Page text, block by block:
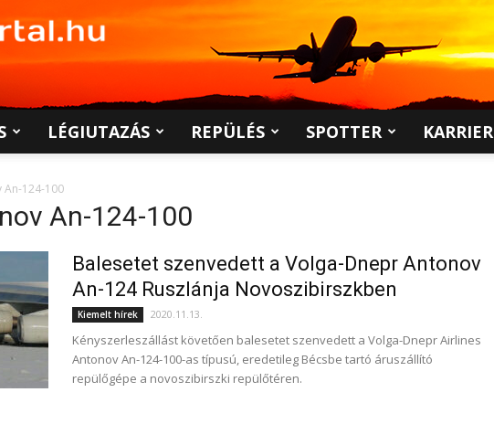
LÉGIUTAZÁS REPÜLÉS SPOTTER KARRIER
An-124-100
An-124-100
Balesetet szenvedett a Volga-Dnepr Antonov
An-124 Ruszlánja Novoszibirszkben
Kiemelt hírek 2020.11.13.
Kényszerleszállást követően balesetet szenvedett a Volga-Dnepr Airlines
Antonov An-124-100-as típusú, eredetileg Bécsbe tartó áruszállító
repülőgépe a novoszibirszki repülőtéren.